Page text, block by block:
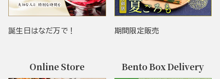
誕生日はなだ万で！ 期間限定販売
Online Store Bento Box Delivery